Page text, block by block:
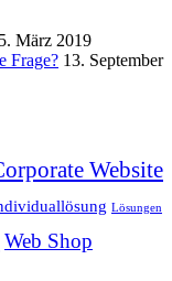
März 2019
Frage? 13. September
Website
Lösungen
Web Shop